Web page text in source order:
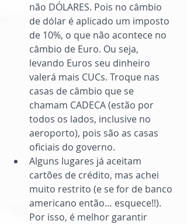
não DÓLARES. Pois no câmbio
de dólar é aplicado um imposto
de 10%, o que não acontece no
câmbio de Euro. Ou seja,
levando Euros seu dinheiro
valerá mais CUCs. Troque nas
casas de câmbio que se
chamam CADECA (estão por
todos os lados, inclusive no
aeroporto), pois são as casas
oficiais do governo.
Alguns lugares já aceitam
cartões de crédito, mas achei
muito restrito (e se for de banco
americano então… esquece!!).
Por isso, é melhor garantir